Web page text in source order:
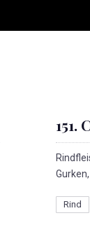
151.
Rind